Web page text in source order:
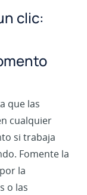
clic:
que las
cualquier
si trabaja
Fomente la
la
o las